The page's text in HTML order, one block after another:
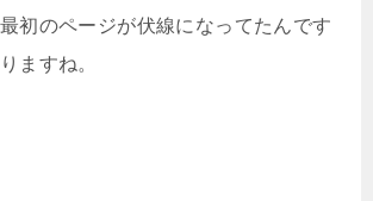
初のページが伏線になってたんです
ますね。